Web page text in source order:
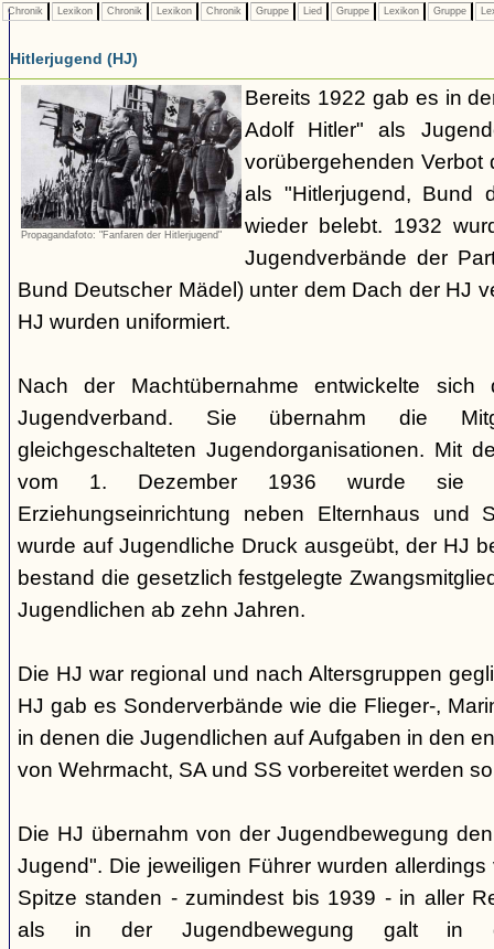
Chronik Lexikon Chronik Lexikon Chronik Gruppe Lied Gruppe Lexikon Gruppe
Hitlerjugend (HJ)
Propagandafoto: "Fanfaren der Hitlerjugend"
Bereits 1922 gab es in
Adolf Hitler" als
vorübergehenden Verbot
als "Hitlerjugend, Bund
wieder belebt. 1932
Jugendverbände der
Bund Deutscher Mädel) unter dem Dach der HJ
HJ wurden uniformiert.
Nach der Machtübernahme entwickelte
Jugendverband. Sie übernahm die
gleichgeschalteten Jugendorganisationen. Mit
vom 1. Dezember 1936 wurde sie
Erziehungseinrichtung neben Elternhaus und
wurde auf Jugendliche Druck ausgeübt, der HJ
bestand die gesetzlich festgelegte
Jugendlichen ab zehn Jahren.
Die HJ war regional und nach Altersgruppen
HJ gab es Sonderverbände wie die Flieger-,
in denen die Jugendlichen auf Aufgaben in den
von Wehrmacht, SA und SS vorbereitet werden
Die HJ übernahm von der Jugendbewegung
Jugend". Die jeweiligen Führer wurden
Spitze standen - zumindest bis 1939 - in aller
als in der Jugendbewegung galt in